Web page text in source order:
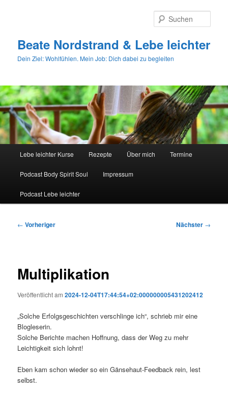
Beate Nordstrand & Lebe leichter
Dein Ziel: Wohlfühlen. Mein Job: Dich dabei zu begleiten
Lebe leichter Kurse Rezepte Über mich Termine
Podcast Body Spirit Soul Impressum
Podcast Lebe leichter
Beitragsnavigation
← Vorheriger Nächster →
Multiplikation
Veröffentlicht am2024-12-04T17:44:54+02:000000005431202412
„Solche Erfolgsgeschichten verschlinge ich“, schrieb mir eine
Blogleserin.
Solche Berichte machen Hoffnung, dass der Weg zu mehr
Leichtigkeit sich lohnt!
Eben kam schon wieder so ein Gänsehaut-Feedback rein, lest
selbst.